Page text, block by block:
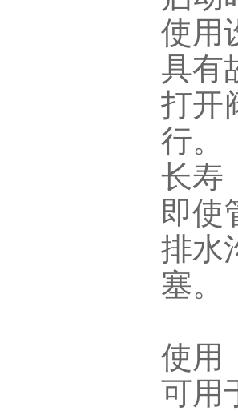
使用
具有
打开
行。
长寿
即使
排水
塞。
使用
可用